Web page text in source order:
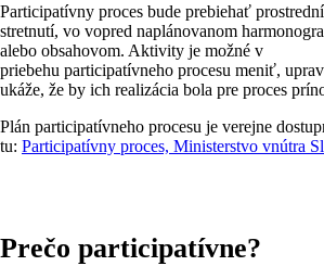
Participatívny proces bude prebiehať
stretnutí, vo vopred naplánovanom
alebo obsahovom. Aktivity je možné v
priebehu participatívneho procesu meniť,
ukáže, že by ich realizácia bola pre proces
Plán participatívneho procesu je verejne
tu: Participatívny proces, Ministerstvo vnútra
Prečo participatívne?